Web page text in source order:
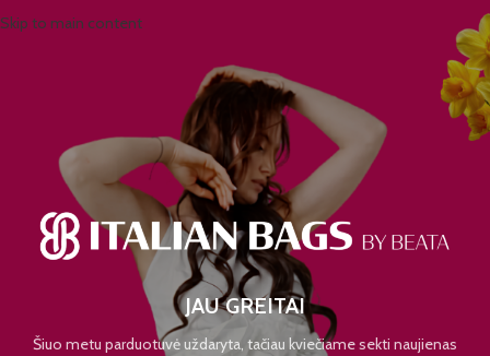
Skip to main content
JAU GREITAI
Šiuo metu parduotuvė uždaryta, tačiau kviečiame sekti naujienas